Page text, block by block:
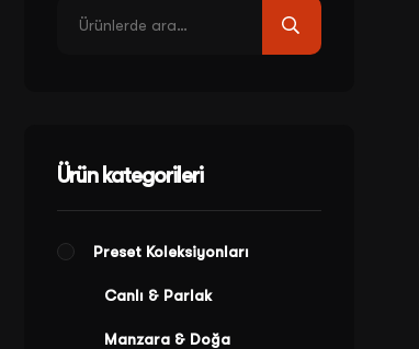
Ürün kategorileri
Preset Koleksiyonları
Canlı & Parlak
Manzara & Doğa